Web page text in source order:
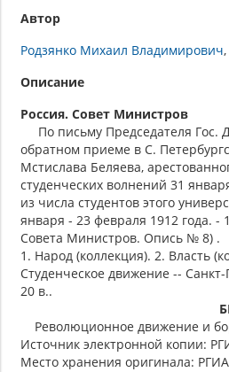
Автор
Родзянко Михаил Владимирович
Описание
Россия. Совет Министров
По письму Председателя Гос.
обратном приеме в С.
Мстислава Беляева,
студенческих волнений 31
из числа студентов этого
января - 23 февраля 1912 года. -
Совета Министров. Опись № 8) .
1. Народ (коллекция). 2. Власть
Студенческое движение --
20 в..
Революционное движение и
Источник электронной копии:
Место хранения оригинала: